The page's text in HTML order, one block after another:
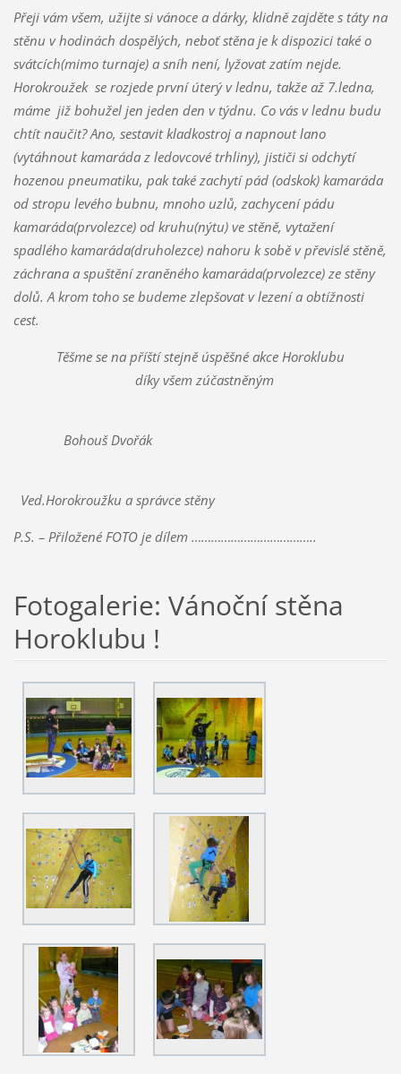
Přeji vám všem, užijte si vánoce a dárky, klidně zajděte s táty na
stěnu v hodinách dospělých, neboť stěna je k dispozici také o
svátcích(mimo turnaje) a sníh není, lyžovat zatím nejde.
Horokroužek se rozjede první úterý v lednu, takže až 7.ledna,
máme již bohužel jen jeden den v týdnu. Co vás v lednu budu
chtít naučit? Ano, sestavit kladkostroj a napnout lano
(vytáhnout kamaráda z ledovcové trhliny), jističi si odchytí
hozenou pneumatiku, pak také zachytí pád (odskok) kamaráda
od stropu levého bubnu, mnoho uzlů, zachycení pádu
kamaráda(prvolezce) od kruhu(nýtu) ve stěně, vytažení
spadlého kamaráda(druholezce) nahoru k sobě v převislé stěně,
záchrana a spuštění zraněného kamaráda(prvolezce) ze stěny
dolů. A krom toho se budeme zlepšovat v lezení a obtížnosti
cest.
Těšme se na příští stejně úspěšné akce Horoklubu
díky všem zúčastněným
Bohouš Dvořák
Ved.Horokroužku a správce stěny
P.S. – Přiložené FOTO je dílem ………………………………..
Fotogalerie: Vánoční stěna
Horoklubu !